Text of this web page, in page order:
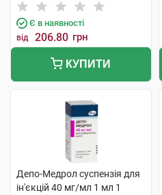
Є в наявності
від 206.80 грн
КУПИТИ
Депо-Медрол суспензія для
ін'єкцій 40 мг/мл 1 мл 1